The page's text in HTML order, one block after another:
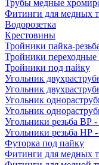
Трубы медные
Фитинги для медных
Водорозетка
Крестовины
Тройники пайка-
Тройники переходные
Тройники под пайку
Угольник
Угольник
Угольник
Угольник
Угольники резьба ВР -
Угольники резьба НР
Футорка под пайку
Фитинги для медных